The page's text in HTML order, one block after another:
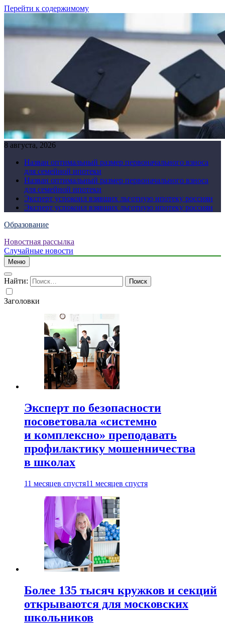
Перейти к содержимому
8 августа, 2026
Назван оптимальный размер первоначального взноса
для семейной ипотеки
Назван оптимальный размер первоначального взноса
для семейной ипотеки
Эксперт успокоил взявших льготную ипотеку россиян
Эксперт успокоил взявших льготную ипотеку россиян
Образование
Новостная рассылка
Случайные новости
Меню
Найти:
Заголовки
Эксперт по безопасности
посоветовала «системно
и комплексно» преподавать
профилактику мошенничества
в школах
11 месяцев спустя11 месяцев спустя
Более 135 тысяч кружков и секций
открываются для московских
школьников